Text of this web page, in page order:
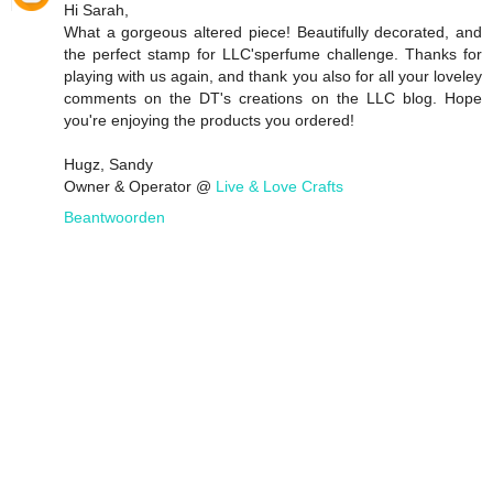
Hi Sarah,
What a gorgeous altered piece! Beautifully decorated, and
the perfect stamp for LLC'sperfume challenge. Thanks for
playing with us again, and thank you also for all your loveley
comments on the DT's creations on the LLC blog. Hope
you're enjoying the products you ordered!
Hugz, Sandy
Owner & Operator @ Live & Love Crafts
Beantwoorden